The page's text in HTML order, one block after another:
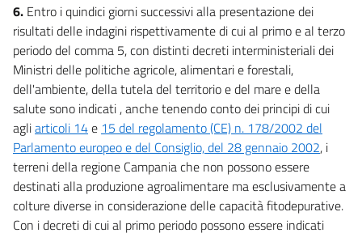
6. Entro i quindici giorni successivi alla presentazione dei
risultati delle indagini rispettivamente di cui al primo e al terzo
periodo del comma 5, con distinti decreti interministeriali dei
Ministri delle politiche agricole, alimentari e forestali,
dell'ambiente, della tutela del territorio e del mare e della
salute sono indicati , anche tenendo conto dei principi di cui
agliarticoli 14e 15 del regolamento (CE) n. 178/2002 del
Parlamento europeo e del Consiglio, del 28 gennaio 2002, i
terreni della regione Campania che non possono essere
destinati alla produzione agroalimentare ma esclusivamente a
colture diverse in considerazione delle capacità fitodepurative.
Con i decreti di cui al primo periodo possono essere indicati